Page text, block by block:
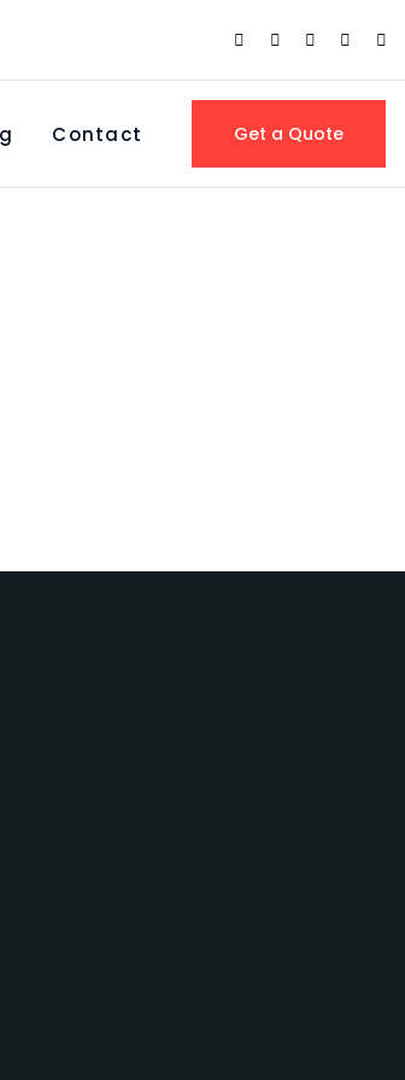
Contact Get a Quote